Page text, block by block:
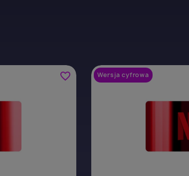
favorite_border Wersja cyfrowa